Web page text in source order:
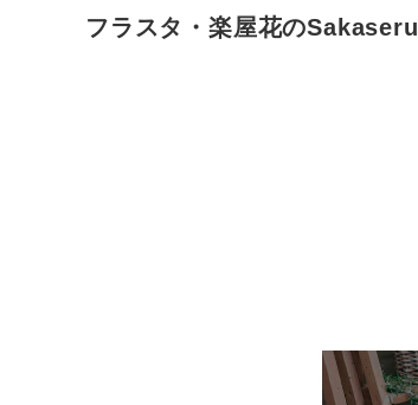
フラスタ・楽屋花のSakaseru